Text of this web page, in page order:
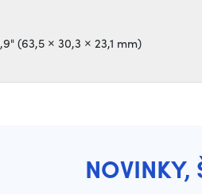
(63,5 × 30,3 × 23,1 mm)
NOVINKY,